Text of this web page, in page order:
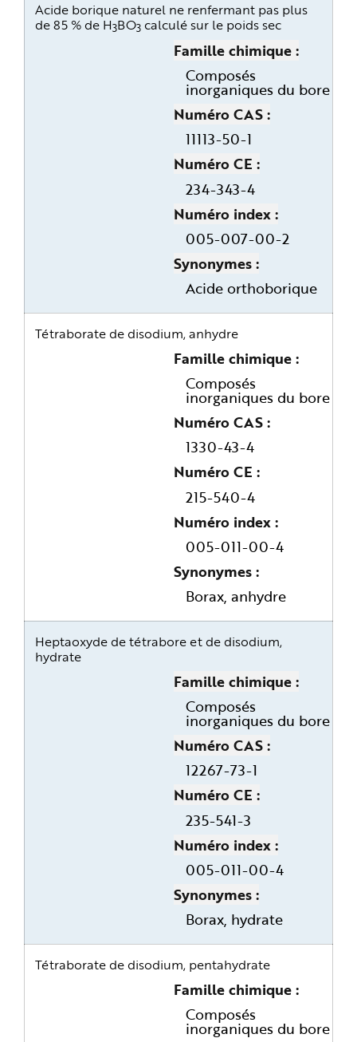
Acide borique naturel ne renfermant pas plus
de 85 % de H3BO3 calculé sur le poids sec
Famille chimique
Composés
inorganiques du bore
Numéro CAS
11113-50-1
Numéro CE
234-343-4
Numéro index
005-007-00-2
Synonymes
Acide orthoborique
Tétraborate de disodium, anhydre
Famille chimique
Composés
inorganiques du bore
Numéro CAS
1330-43-4
Numéro CE
215-540-4
Numéro index
005-011-00-4
Synonymes
Borax, anhydre
Heptaoxyde de tétrabore et de disodium,
hydrate
Famille chimique
Composés
inorganiques du bore
Numéro CAS
12267-73-1
Numéro CE
235-541-3
Numéro index
005-011-00-4
Synonymes
Borax, hydrate
Tétraborate de disodium, pentahydrate
Famille chimique
Composés
inorganiques du bore